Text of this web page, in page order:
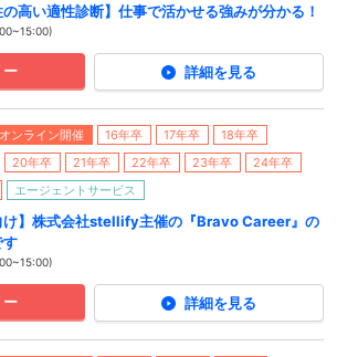
の高い適性診断】仕事で活かせる強みが分かる！
ー 詳細を見る
オンライン開催 16年卒 17年卒
18年卒
20年卒 21年卒 22年卒 23年卒
24年卒
エージェントサービス
け】株式会社stellify主催の『Bravo Career』の
す
ー 詳細を見る